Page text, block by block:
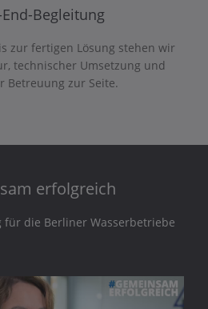
Begleitung
zur fertigen Lösung stehen wir
technischer Umsetzung und
Betreuung zur Seite.
erfolgreich
für die Berliner Wasserbetriebe